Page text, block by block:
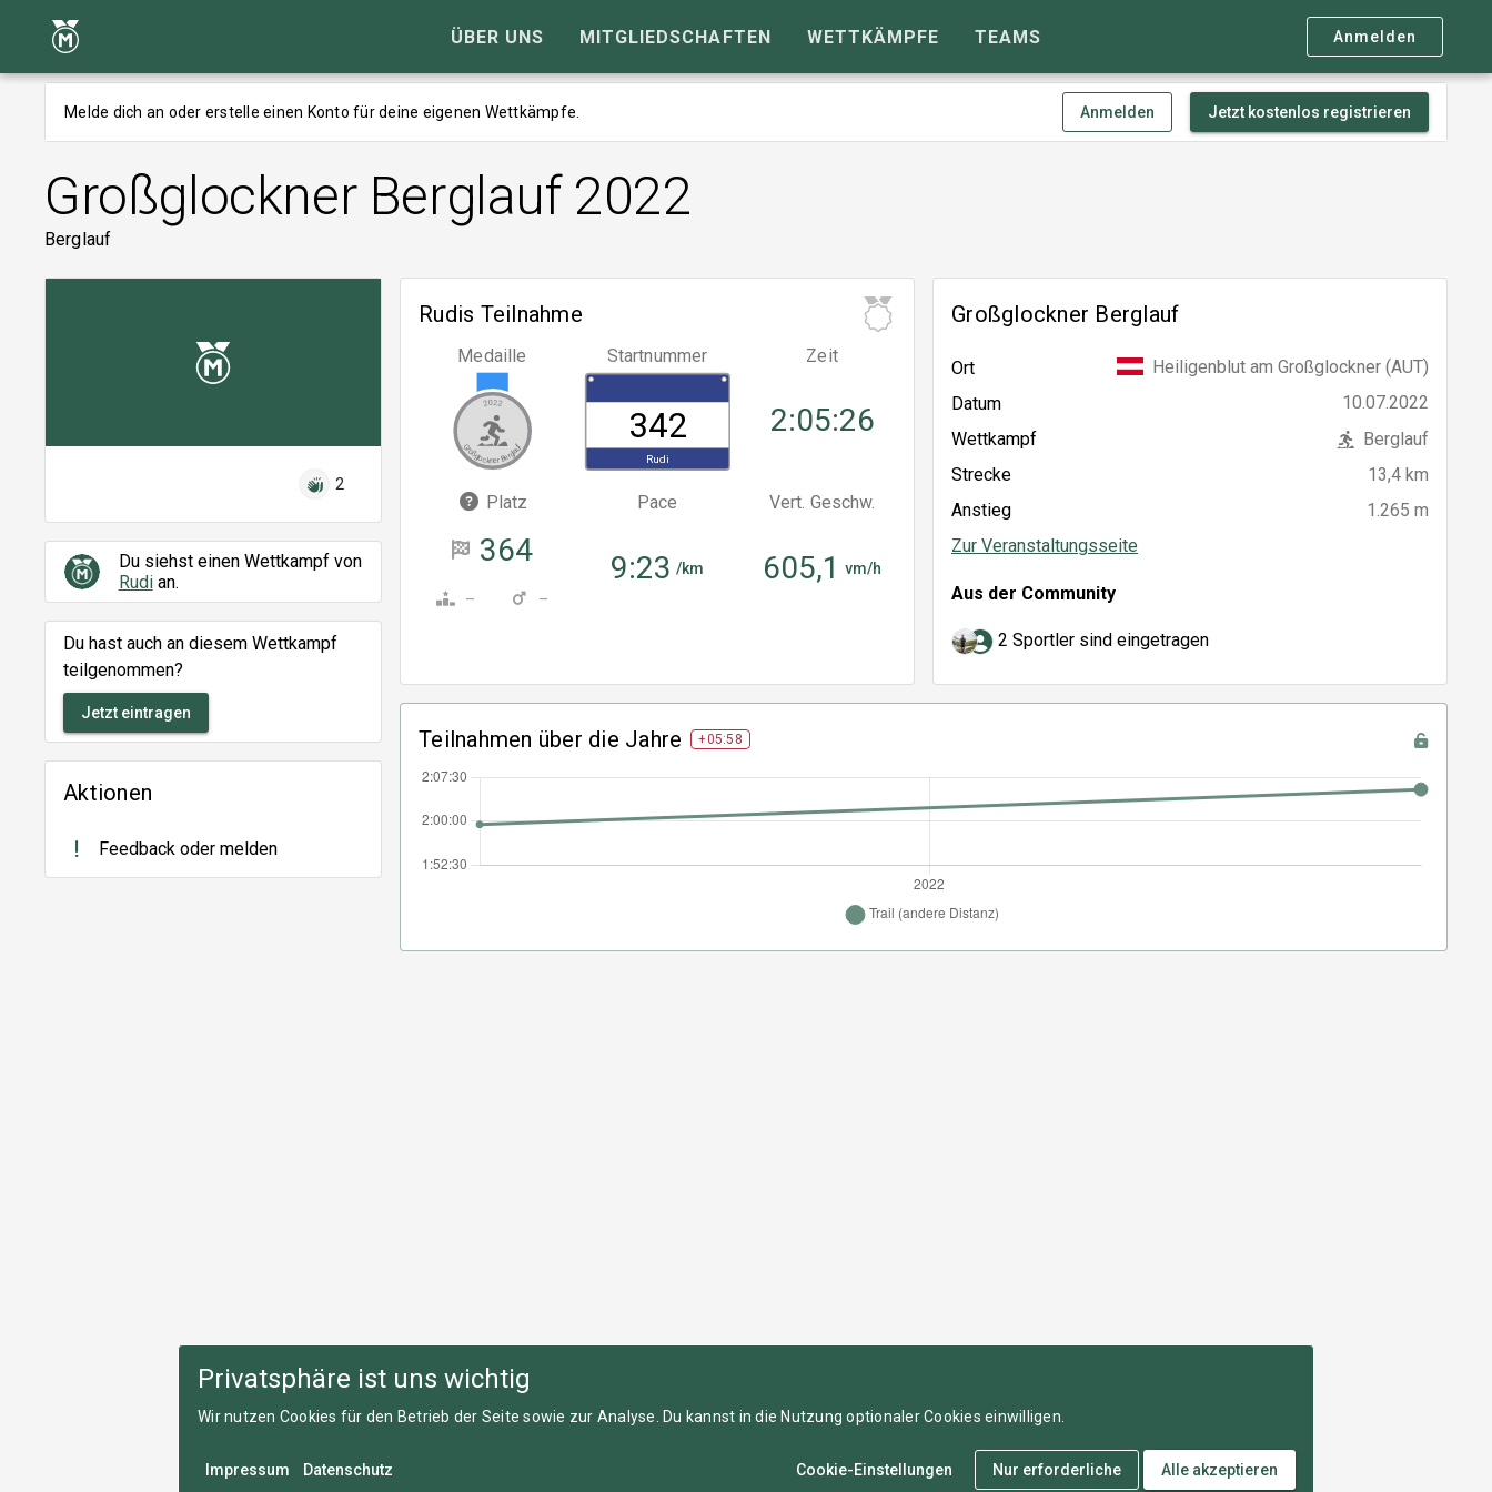
ÜBER UNS MITGLIEDSCHAFTEN WETTKÄMPFE TEAMS Anmelden
Melde dich an oder erstelle einen Konto für deine eigenen Wettkämpfe. Anmelden Jetzt kostenlos registrieren
Großglockner Berglauf 2022
Berglauf
2
Du siehst einen Wettkampf von
Rudian.
Du hast auch an diesem Wettkampf
teilgenommen?
Jetzt eintragen
Aktionen
Feedback oder melden
Rudis Teilnahme
Medaille
Großglockner Berglauf
2022
Startnummer
Rudi
342
Zeit
2:05:26
Platz
364
– –
Pace
9:23 /km
Vert. Geschw.
605,1 vm/h
Großglockner Berglauf
Ort
Heiligenblut am Großglockner (AUT)
Datum
10.07.2022
Wettkampf
Berglauf
Strecke
13,4 km
Anstieg
1.265 m
Zur Veranstaltungsseite
Aus der Community
2 Sportler sind eingetragen
Teilnahmen über die Jahre +05:58
Privatsphäre ist uns wichtig
Wir nutzen Cookies für den Betrieb der Seite sowie zur Analyse. Du kannst in die Nutzung optionaler Cookies einwilligen.
Impressum Datenschutz Cookie-Einstellungen Nur erforderliche Alle akzeptieren